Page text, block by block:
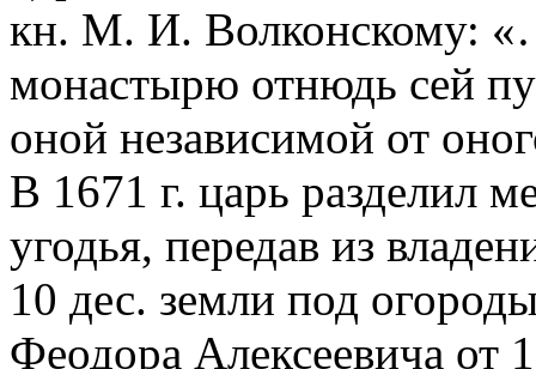
кн. М. И. Волконскому:
монастырю отнюдь сей
оной независимой от
В 1671 г. царь разделил
угодья, передав из
10 дес. земли под
Феодора Алексеевича от